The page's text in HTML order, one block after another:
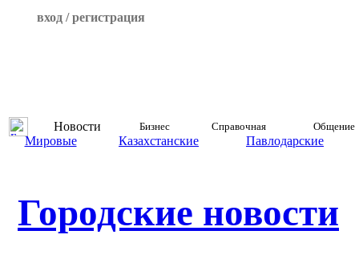
вход / регистрация
Новости Бизнес Справочная Общение
Мировые Казахстанские Павлодарские
Городские новости